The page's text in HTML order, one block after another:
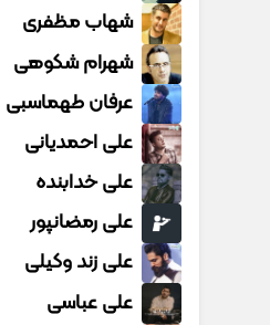
شهاب مظفری
شهرام شکوهی
عرفان طهماسبی
علی احمدیانی
علی خدابنده
علی رمضانپور
علی زند وکیلی
علی عباسی